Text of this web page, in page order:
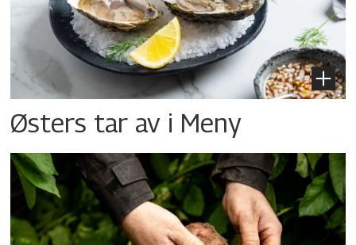
Østers tar av i Meny